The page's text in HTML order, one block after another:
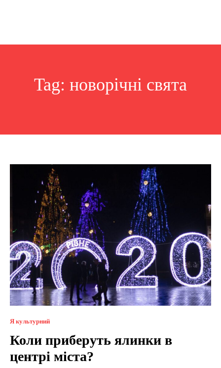
Tag: новорічні свята
Я культурний
Коли приберуть ялинки в
центрі міста?